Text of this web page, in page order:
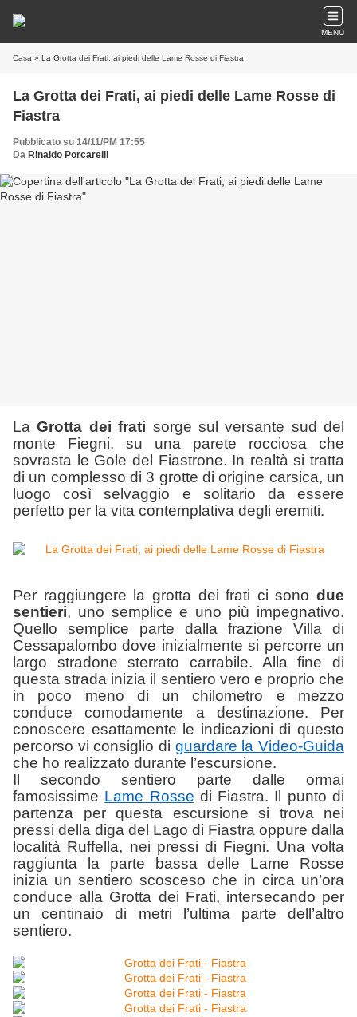
MENU
Casa » La Grotta dei Frati, ai piedi delle Lame Rosse di Fiastra
La Grotta dei Frati, ai piedi delle Lame Rosse di
Fiastra
Pubblicato su 14/11/PM 17:55
Da Rinaldo Porcarelli
LaGrotta dei frati sorge sul versante sud del
monte Fiegni, su una parete rocciosa che
sovrasta le Gole del Fiastrone. In realtà si tratta
di un complesso di 3 grotte di origine carsica, un
luogo così selvaggio e solitario da essere
perfetto per la vita contemplativa degli eremiti.
Per raggiungere la grotta dei frati ci sono due
sentieri, uno semplice e uno più impegnativo.
Quello semplice parte dalla frazione Villa di
Cessapalombo dove inizialmente si percorre un
largo stradone sterrato carrabile. Alla fine di
questa strada inizia il sentiero vero e proprio che
in poco meno di un chilometro e mezzo
conduce comodamente a destinazione. Per
conoscere esattamente le indicazioni di questo
percorso vi consiglio di guardare la Video-Guida
che ho realizzato durante l’escursione.
Il secondo sentiero parte dalle ormai
famosissime Lame Rosse di Fiastra. Il punto di
partenza per questa escursione si trova nei
pressi della diga del Lago di Fiastra oppure dalla
località Ruffella, nei pressi di Fiegni. Una volta
raggiunta la parte bassa delle Lame Rosse
inizia un sentiero scosceso che in circa un’ora
conduce alla Grotta dei Frati, intersecando per
un centinaio di metri l’ultima parte dell’altro
sentiero.